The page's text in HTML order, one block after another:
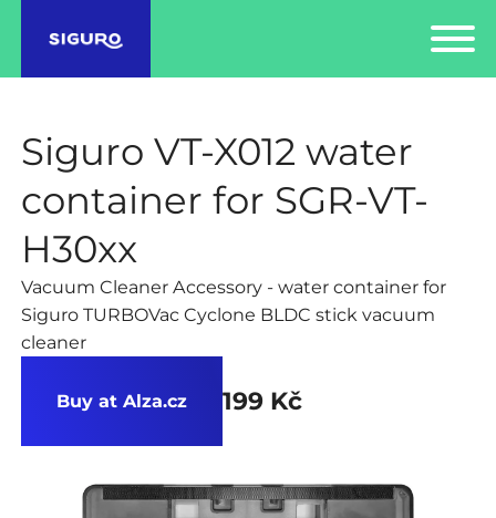
Siguro VT-X012 water
container for SGR-VT-
H30xx
Vacuum Cleaner Accessory - water container for
Siguro TURBOVac Cyclone BLDC stick vacuum
cleaner
Buy at Alza.cz 199 Kč